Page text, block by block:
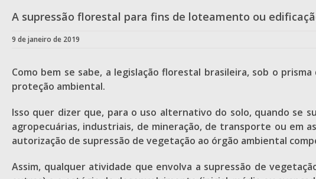
A supressão florestal para fins de loteamento ou
9 de janeiro de 2019
Como bem se sabe, a legislação florestal brasileira, sob o
proteção ambiental.
Isso quer dizer que, para o uso alternativo do solo, quando se
agropecuárias, industriais, de mineração, de transporte ou em
autorização de supressão de vegetação ao órgão ambiental
Assim, qualquer atividade que envolva a supressão de